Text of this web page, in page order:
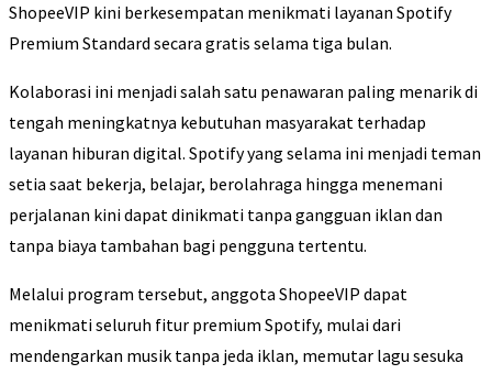
ShopeeVIP kini berkesempatan menikmati layanan Spotify
Premium Standard secara gratis selama tiga bulan.
Kolaborasi ini menjadi salah satu penawaran paling menarik di
tengah meningkatnya kebutuhan masyarakat terhadap
layanan hiburan digital. Spotify yang selama ini menjadi teman
setia saat bekerja, belajar, berolahraga hingga menemani
perjalanan kini dapat dinikmati tanpa gangguan iklan dan
tanpa biaya tambahan bagi pengguna tertentu.
Melalui program tersebut, anggota ShopeeVIP dapat
menikmati seluruh fitur premium Spotify, mulai dari
mendengarkan musik tanpa jeda iklan, memutar lagu sesuka